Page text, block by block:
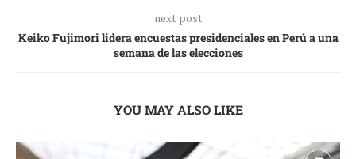
next post
Keiko Fujimori lidera encuestas presidenciales en Perú a una
semana de las elecciones
YOU MAY ALSO LIKE